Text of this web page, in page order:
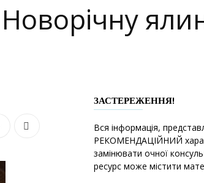
ЗАСТЕРЕЖЕННЯ!
Вся інформація,
РЕКОМЕНДАЦІЙНИЙ
замінювати очної
ресурс може містити